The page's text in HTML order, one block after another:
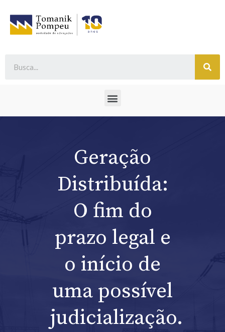
Geração
Distribuída:
O fim do
prazo legal e
o início de
uma possível
judicialização.